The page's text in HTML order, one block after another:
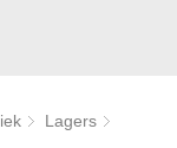
Lagers